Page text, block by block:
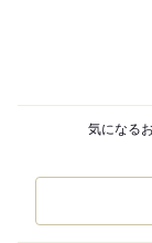
気になる